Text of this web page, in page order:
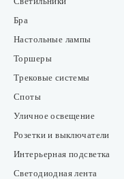
Бра
Настольные лампы
Торшеры
Трековые системы
Споты
Уличное освещение
Розетки и выключатели
Интерьерная подсветка
Светодиодная лента